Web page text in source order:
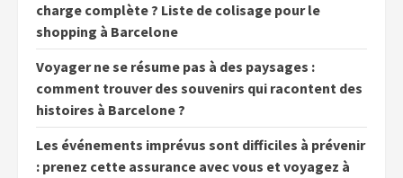
charge complète ? Liste de colisage pour le
shopping à Barcelone
Voyager ne se résume pas à des paysages :
comment trouver des souvenirs qui racontent des
histoires à Barcelone ?
Les événements imprévus sont difficiles à prévenir
: prenez cette assurance avec vous et voyagez à